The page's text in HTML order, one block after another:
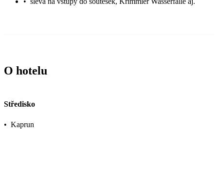
O hotelu
Středisko
• Kaprun